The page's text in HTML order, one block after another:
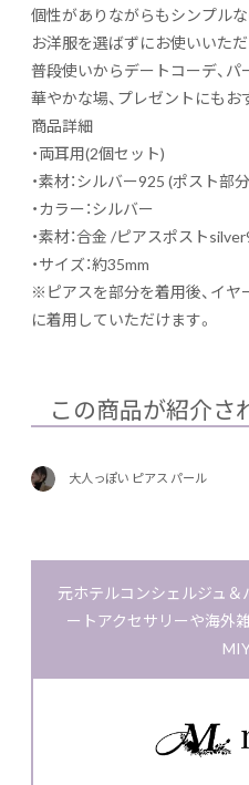
個性がありながらもシンプルな
お洋服を選ばずにお使いいただ
普段使いからデートコーデ、パ
華やかな場、プレゼントにも
商品詳細
・両耳用(2個セット)
・素材：シルバー925 (ポスト部
・カラー：シルバー
・素材：合金 /ピアスポスト
・サイズ：約35mm
※ピアスを部分を着用後、イ
に着用していただけます。
この商品が紹介さ
大人っぽい ピアス パール
元ホテルコンシェルジュ
ートアクセサリーや海外